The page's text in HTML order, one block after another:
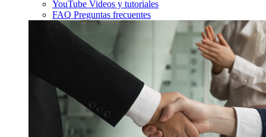
YouTube Videos y tutoriales
FAQ Preguntas frecuentes